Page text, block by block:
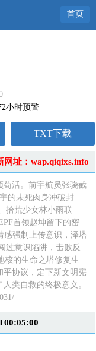
首页
小时预警
TXT下载
网址：wap.qiqixs.info
苟活。前宇航员张骁截
的未死肉身冲破封
拾荒少女林小雨联
首领赵坤留下的密
感强制上传意识，泽塔
过意识陷阱，击败反
核的生命之塔修复生
协议，定下新文明宪
类自救的终极意义。